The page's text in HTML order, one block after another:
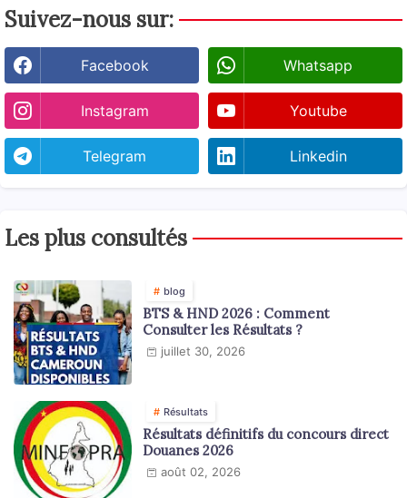
Suivez-nous sur:
Facebook Whatsapp
Instagram Youtube
Telegram Linkedin
Les plus consultés
blog
BTS & HND 2026 : Comment
Consulter les Résultats ?
juillet 30, 2026
Résultats
Résultats définitifs du concours direct
Douanes 2026
août 02, 2026